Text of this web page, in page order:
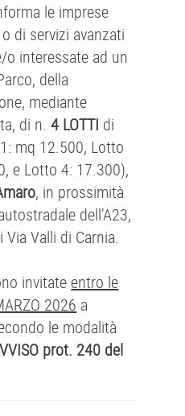
le imprese
di servizi avanzati
o interessate ad un
della
mediante
di n.4 LOTTI di
mq 12.500, Lotto
e Lotto 4: 17.300),
, in prossimità
dell’A23,
Valli di Carnia.
invitate entro le
2026 a
le modalità
prot. 240 del